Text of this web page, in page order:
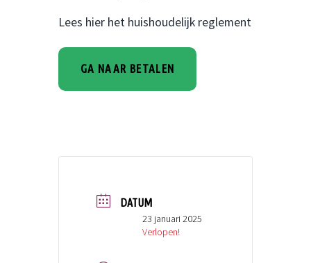
Lees hier het huishoudelijk reglement
DATUM
23 januari 2025
Verlopen!